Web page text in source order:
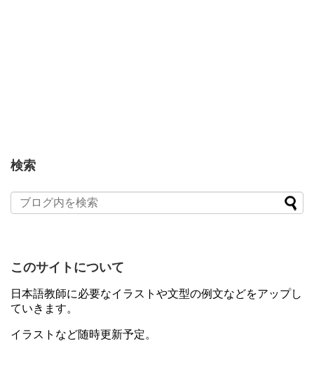
検索
このサイトについて
日本語教師に必要なイラストや文型の例文などをアップし
ていきます。
イラストなど随時更新予定。